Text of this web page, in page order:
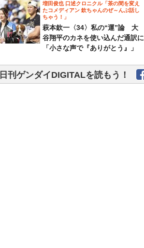
増田俊也 口述クロニクル「茶の間を変え
たコメディアン 欽ちゃんのぜ～んぶ話し
ちゃう！」
萩本欽一〈34〉私の“運”論 大
谷翔平のカネを使い込んだ通訳に
「小さな声で『ありがとう』」
日刊ゲンダイDIGITALを読もう！